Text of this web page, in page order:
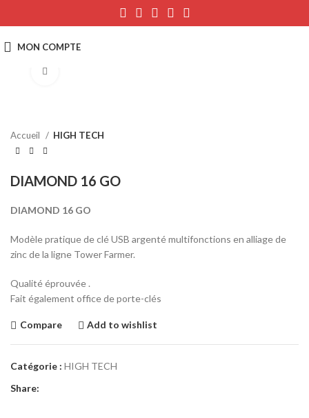
Accueil HIGH TECH
DIAMOND 16 GO
DIAMOND 16 GO
Modèle pratique de clé USB argenté multifonctions en alliage de
zinc de la ligne Tower Farmer.
Qualité éprouvée .
Fait également office de porte-clés
Compare Add to wishlist
Catégorie : HIGH TECH
Share: